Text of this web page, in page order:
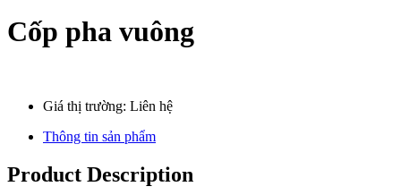
Cốp pha vuông
Giá thị trường: Liên hệ
Thông tin sản phẩm
Product Description